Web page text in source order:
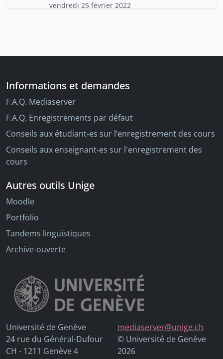
vendredi 25 février 2022
Informations et demandes
F.A.Q. Mediaserver
F.A.Q. Enregistrements par défaut
Conseils aux étudiant-es sur l’enregistrement des cours
Conseils aux enseignant-es sur l'enregistrement des
cours
Autres outils Unige
Moodle
Portfolio
Tandems linguistiques
Archive-ouverte
Université de Genève
24 rue du Général-Dufour
CH - 1211 Genève 4
mediaserver@unige.ch
© Université de Genève
2026